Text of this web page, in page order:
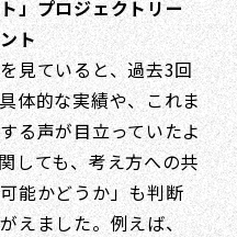
」プロジェクトリー
ト
見ていると、過去3回
体的な実績や、これま
る声が目立っていたよ
しても、考え方への共
能かどうか」も判断
えました。例えば、